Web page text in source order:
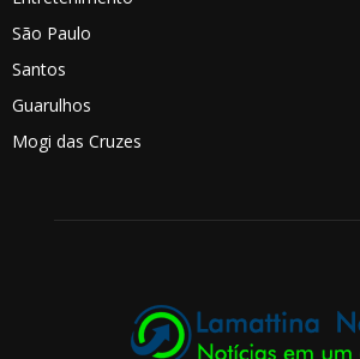
São Paulo
Santos
Guarulhos
Mogi das Cruzes